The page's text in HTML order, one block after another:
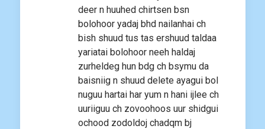
deer n huuhed chirtsen bsn
bolohoor yadaj bhd nailanhai ch
bish shuud tus tas ershuud taldaa
yariatai bolohoor neeh haldaj
zurheldeg hun bdg ch bsymu da
baisniig n shuud delete ayagui bol
nuguu hartai har yum n hani ijlee ch
uuriiguu ch zovoohoos uur shidgui
ochood zodoldoj chadqm bj